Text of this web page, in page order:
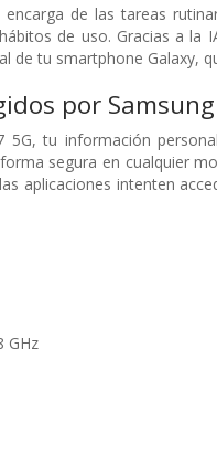
de las tareas
de uso. Gracias a la
de tu smartphone Galaxy,
por
tu información
segura en cualquier
aplicaciones intenten
GHz